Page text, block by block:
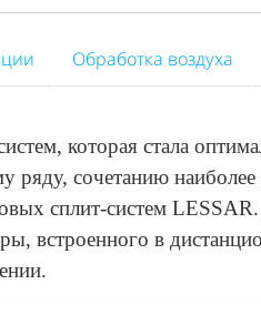
Обработка воздуха
которая стала
ряду, сочетанию
сплит-систем
встроенного в